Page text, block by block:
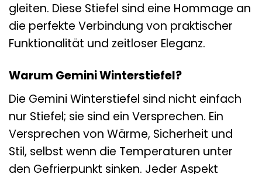
gleiten. Diese Stiefel sind eine Hommage an
die perfekte Verbindung von praktischer
Funktionalität und zeitloser Eleganz.
Warum Gemini Winterstiefel?
Die Gemini Winterstiefel sind nicht einfach
nur Stiefel; sie sind ein Versprechen. Ein
Versprechen von Wärme, Sicherheit und
Stil, selbst wenn die Temperaturen unter
den Gefrierpunkt sinken. Jeder Aspekt